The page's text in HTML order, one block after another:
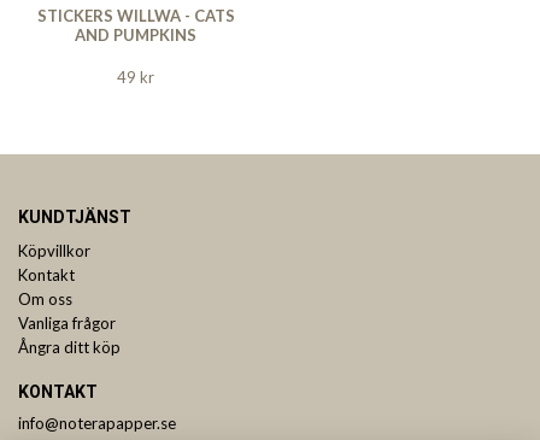
STICKERS WILLWA - CATS
AND PUMPKINS
49 kr
KUNDTJÄNST
Köpvillkor
Kontakt
Om oss
Vanliga frågor
Ångra ditt köp
KONTAKT
info@noterapapper.se